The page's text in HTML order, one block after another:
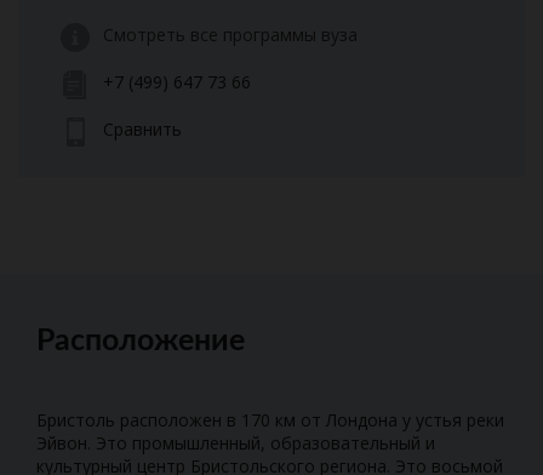
Смотреть все программы вуза
+7 (499) 647 73 66
Сравнить
Расположение
Бристоль расположен в 170 км от Лондона у устья реки
Эйвон. Это промышленный, образовательный и
культурный центр Бристольского региона. Это восьмой